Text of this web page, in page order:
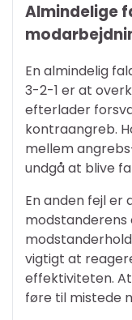
Almindelige
En almindelig
3-2-1 er at
efterlader
kontraangreb.
mellem
undgå at blive
En anden fejl er
vigtigt at
effektiviteten.
føre til mistede